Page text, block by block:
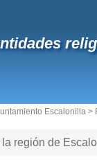
Escalonilla >
región de